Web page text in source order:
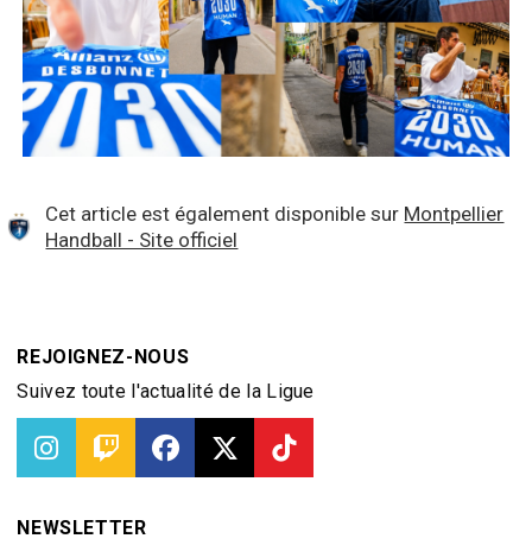
Cet article est également disponible sur Montpellier
Handball - Site officiel
REJOIGNEZ-NOUS
Suivez toute l'actualité de la Ligue
NEWSLETTER